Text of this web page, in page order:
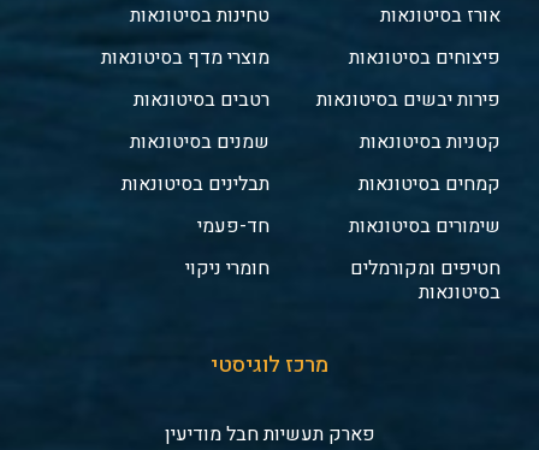
אורז בסיטונאות
פיצוחים בסיטונאות
פירות יבשים בסיטונאות
קטניות בסיטונאות
קמחים בסיטונאות
שימורים בסיטונאות
חטיפים ומקורמלים
בסיטונאות
טחינות בסיטונאות
מוצרי מדף בסיטונאות
רטבים בסיטונאות
שמנים בסיטונאות
תבלינים בסיטונאות
חד-פעמי
חומרי ניקוי
מרכז לוגיסטי
פארק תעשיות חבל מודיעין